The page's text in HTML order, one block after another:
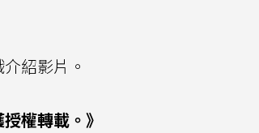
紹影片。
權轉載。》